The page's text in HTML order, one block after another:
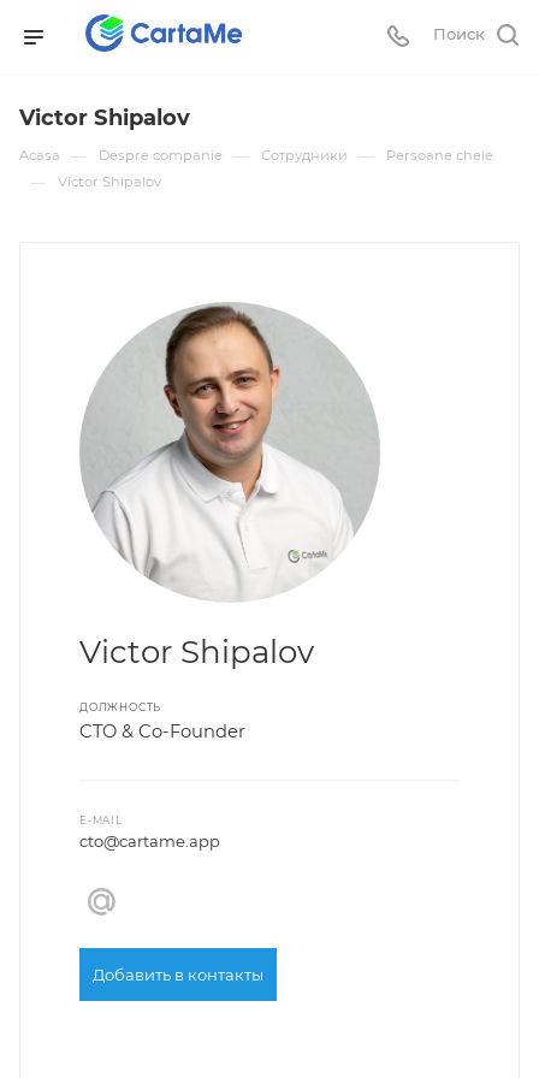
Поиск
Victor Shipalov
Acasa — Despre companie — Сотрудники — Persoane cheie
— Victor Shipalov
Victor Shipalov
ДОЛЖНОСТЬ
CTO & Co-Founder
E-MAIL
cto@cartame.app
Добавить в контакты